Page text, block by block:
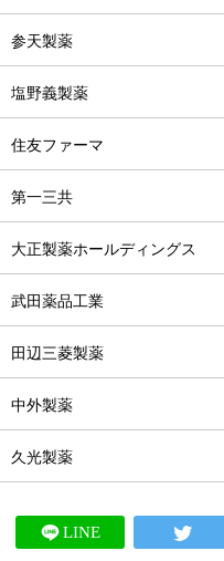
参天製薬
塩野義製薬
住友ファーマ
第一三共
大正製薬ホールディングス
武田薬品工業
田辺三菱製薬
中外製薬
久光製薬
LINE